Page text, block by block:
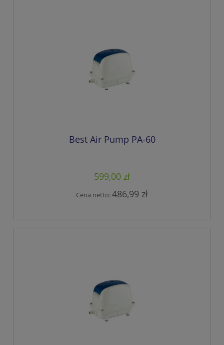
Best Air Pump PA-60
599,00 zł
Cena netto:486,99 zł